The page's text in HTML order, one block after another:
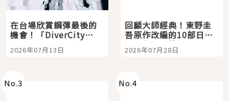
在台場欣賞鋼彈最後的
機會！「DiverCity
Tokyo Plaza」搭船、
購物、美食及夜景，一
2026年07月13日
回顧大師經典！東野圭
吾原作改編的10部日本
影視作品推薦
2026年07月28日
No.3 No.4